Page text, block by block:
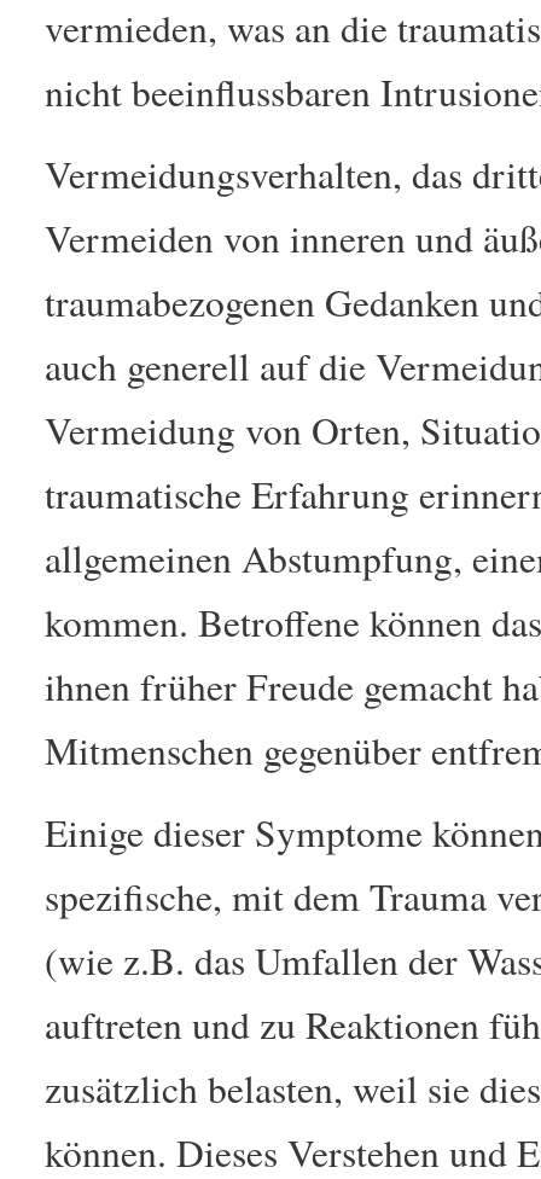
vermieden, was an die
nicht beeinflussbaren
Vermeidungsverhalten, das
Vermeiden von inneren und
traumabezogenen Gedanken
auch generell auf die
Vermeidung von Orten,
traumatische Erfahrung
allgemeinen Abstumpfung,
kommen. Betroffene können
ihnen früher Freude gemacht
Mitmenschen gegenüber
Einige dieser Symptome
spezifische, mit dem Trauma
(wie z.B. das Umfallen der
auftreten und zu Reaktionen
zusätzlich belasten, weil sie
können. Dieses Verstehen und